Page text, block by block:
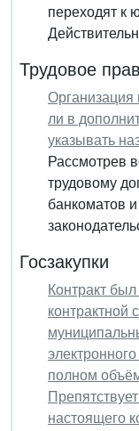
переходят к
Трудовое
Организация
ли в
указывать
Рассмотрев
трудовому
банкоматов
Госзакупки
Контракт
контрактной
полном
настоящего